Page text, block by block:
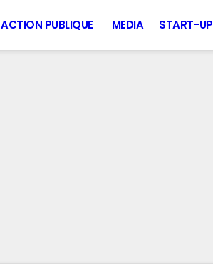
ACTION PUBLIQUE MEDIA START-UP